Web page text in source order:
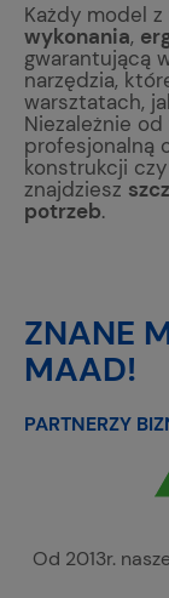
Każdy model
wykonania,
gwarantującą
narzędzia,
warsztatach,
Niezależnie
profesjonalną
konstrukcji
znajdziesz
potrzeb.
ZNANE
MAAD!
PARTNERZY
Od 2013r.